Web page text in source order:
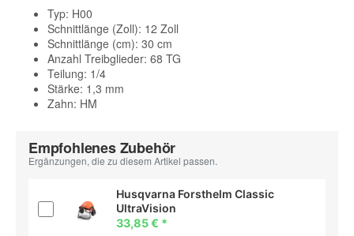
Typ: H00
Schnittlänge (Zoll): 12 Zoll
Schnittlänge (cm): 30 cm
Anzahl Treibglieder: 68 TG
Teilung: 1/4
Stärke: 1,3 mm
Zahn: HM
Empfohlenes Zubehör
Ergänzungen, die zu diesem Artikel passen.
Husqvarna Forsthelm Classic
UltraVision
33,85 € *